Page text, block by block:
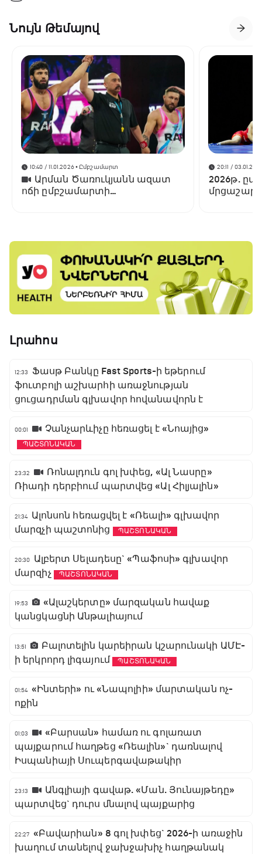
Նույն Թեմայով
10:40 / 11.01.2026• Ըմբշամարտ
Արման Ծառուկյանն ազատ
ոճի ըմբշամարտի
20:11 /
2026թ.
Լրահոս
12:33
Ֆասթ Բանկը Fast Sports-ի եթերում
ֆուտբոլի աշխարհի առաջնության
ցուցադրման գլխավոր հովանավորն է
00:01 Չանչարևիչը հեռացել է «Նոայից»
ՊԱՇՏՈՆԱԿԱՆ
23:32
Ռոնալդուն գոլ խփեց, «Ալ Նասրը»
Ռիադի դերբիում պարտվեց «Ալ Հիլյալին»
21:34 Ալոնսոն հեռացվել է «Ռեալի» գլխավոր
մարզչի պաշտոնից
ՊԱՇՏՈՆԱԿԱՆ
20:30
Ալբերտ Սելադեսը` «Պաֆոսի» գլխավոր
մարզիչ
ՊԱՇՏՈՆԱԿԱՆ
19:53
«Ալաշկերտը» մարզական հավաք
կանցկացնի Անթալիայում
13:51
Բալոտելին կարեիրան կշարունակի ԱՄԷ-
ի երկրորդ լիգայում
ՊԱՇՏՈՆԱԿԱՆ
01:54 «Ինտերի» ու «Նապոլիի» մարտական ոչ-
ոքին
01:03
«Բարսան» համառ ու գոլառատ
պայքարում հաղթեց «Ռեալին»` դառնալով
Իսպանիայի Սուպերգավաթակիր
23:13
Անգլիայի գավաթ. «Ման. Յունայթեդը»
պարտվեց` դուրս մնալով պայքարից
22:27 «Բավարիան» 8 գոլ խփեց` 2026-ի առաջին
խաղում տանելով ջախջախիչ հաղթանակ